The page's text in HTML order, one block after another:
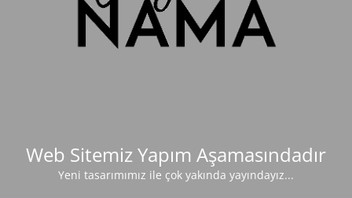
Web Sitemiz Yapım Aşamasındadır
Yeni tasarımımız ile çok yakında yayındayız...